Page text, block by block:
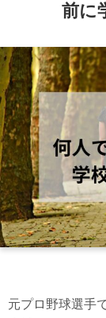
前に
元プロ野球選手